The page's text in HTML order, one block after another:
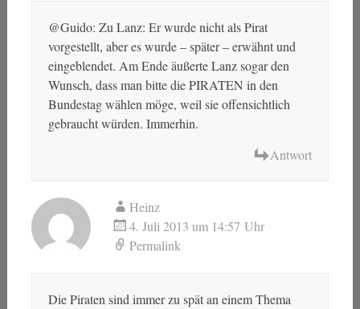
@Guido: Zu Lanz: Er wurde nicht als Pirat
vorgestellt, aber es wurde – später – erwähnt und
eingeblendet. Am Ende äußerte Lanz sogar den
Wunsch, dass man bitte die PIRATEN in den
Bundestag wählen möge, weil sie offensichtlich
gebraucht würden. Immerhin.
Antwort
Heinz
4. Juli 2013 um 14:57 Uhr
Permalink
Die Piraten sind immer zu spät an einem Thema